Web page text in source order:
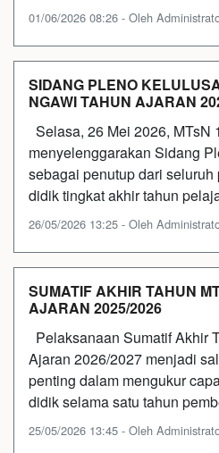
01/06/2026 08:26 - Oleh
SIDANG PLENO
NGAWI TAHUN AJARAN
Selasa, 26 Mei 2026, MTsN
menyelenggarakan Sidang
sebagai penutup dari
didik tingkat akhir tahun
26/05/2026 13:25 - Oleh
SUMATIF AKHIR TAHUN
AJARAN 2025/2026
Pelaksanaan Sumatif Akhir
Ajaran 2026/2027 menjadi
penting dalam mengukur
didik selama satu tahun
25/05/2026 13:45 - Oleh